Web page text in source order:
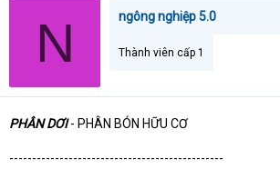
r
e
ử
a
N ngông nghiệp 5.0
Thành viên cấp 1
PHÂN DƠI- PHÂN BÓN HỮU CƠ
-----------------------------------------------